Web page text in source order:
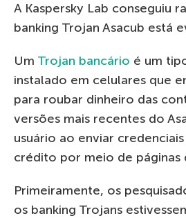
A Kaspersky Lab conseguiu
banking Trojan Asacub está
Um Trojan bancário é um
instalado em celulares que
para roubar dinheiro das
versões mais recentes do
usuário ao enviar
crédito por meio de páginas
Primeiramente, os
os banking Trojans